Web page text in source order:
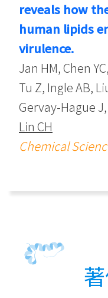
reveals how
human lipids
virulence.
Jan HM, Chen
Tu Z, Ingle AB,
Gervay-Hague J,
Lin CH
Chemical